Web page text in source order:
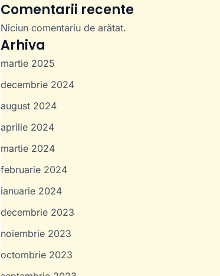
Comentarii recente
Niciun comentariu de arătat.
Arhiva
martie 2025
decembrie 2024
august 2024
aprilie 2024
martie 2024
februarie 2024
ianuarie 2024
decembrie 2023
noiembrie 2023
octombrie 2023